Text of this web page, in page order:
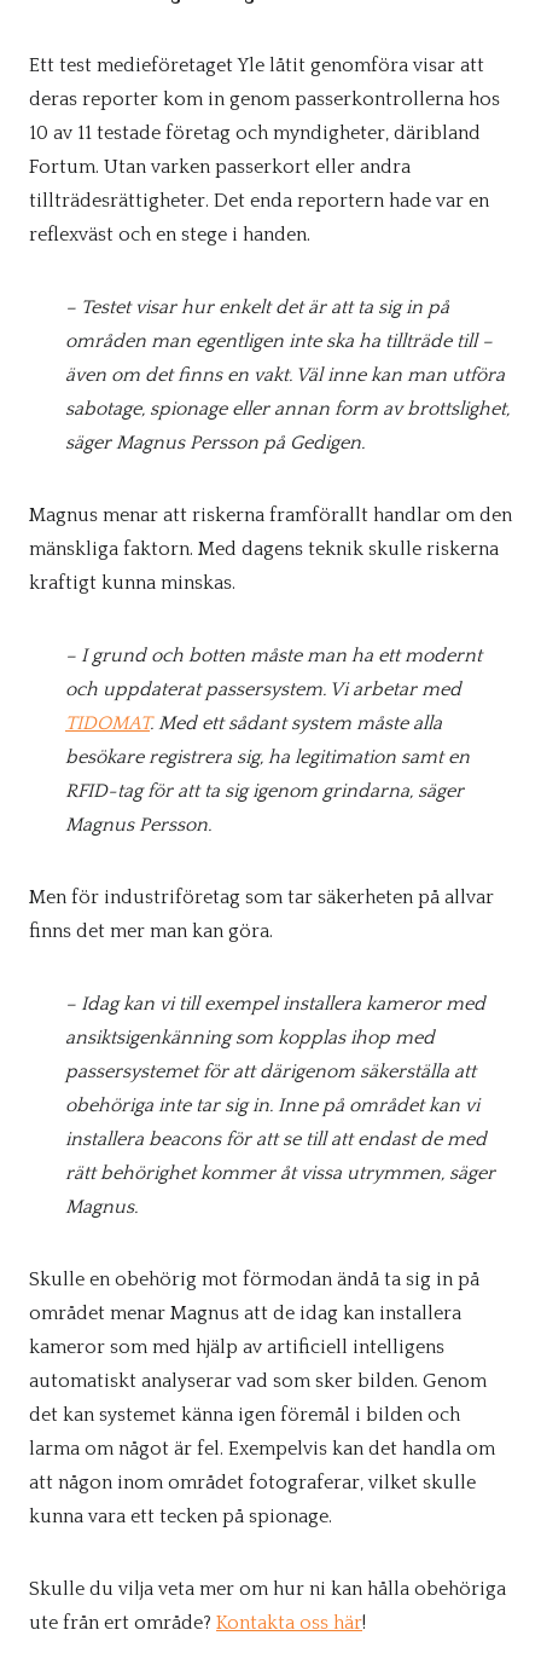
Ett test medieföretaget Yle låtit genomföra visar att
deras reporter kom in genom passerkontrollerna hos
10 av 11 testade företag och myndigheter, däribland
Fortum. Utan varken passerkort eller andra
tillträdesrättigheter. Det enda reportern hade var en
reflexväst och en stege i handen.
– Testet visar hur enkelt det är att ta sig in på
områden man egentligen inte ska ha tillträde till –
även om det finns en vakt. Väl inne kan man utföra
sabotage, spionage eller annan form av brottslighet,
säger Magnus Persson på Gedigen.
Magnus menar att riskerna framförallt handlar om den
mänskliga faktorn. Med dagens teknik skulle riskerna
kraftigt kunna minskas.
– I grund och botten måste man ha ett modernt
och uppdaterat passersystem. Vi arbetar med
TIDOMAT. Med ett sådant system måste alla
besökare registrera sig, ha legitimation samt en
RFID-tag för att ta sig igenom grindarna, säger
Magnus Persson.
Men för industriföretag som tar säkerheten på allvar
finns det mer man kan göra.
– Idag kan vi till exempel installera kameror med
ansiktsigenkänning som kopplas ihop med
passersystemet för att därigenom säkerställa att
obehöriga inte tar sig in. Inne på området kan vi
installera beacons för att se till att endast de med
rätt behörighet kommer åt vissa utrymmen, säger
Magnus.
Skulle en obehörig mot förmodan ändå ta sig in på
området menar Magnus att de idag kan installera
kameror som med hjälp av artificiell intelligens
automatiskt analyserar vad som sker bilden. Genom
det kan systemet känna igen föremål i bilden och
larma om något är fel. Exempelvis kan det handla om
att någon inom området fotograferar, vilket skulle
kunna vara ett tecken på spionage.
Skulle du vilja veta mer om hur ni kan hålla obehöriga
ute från ert område? Kontakta oss här!